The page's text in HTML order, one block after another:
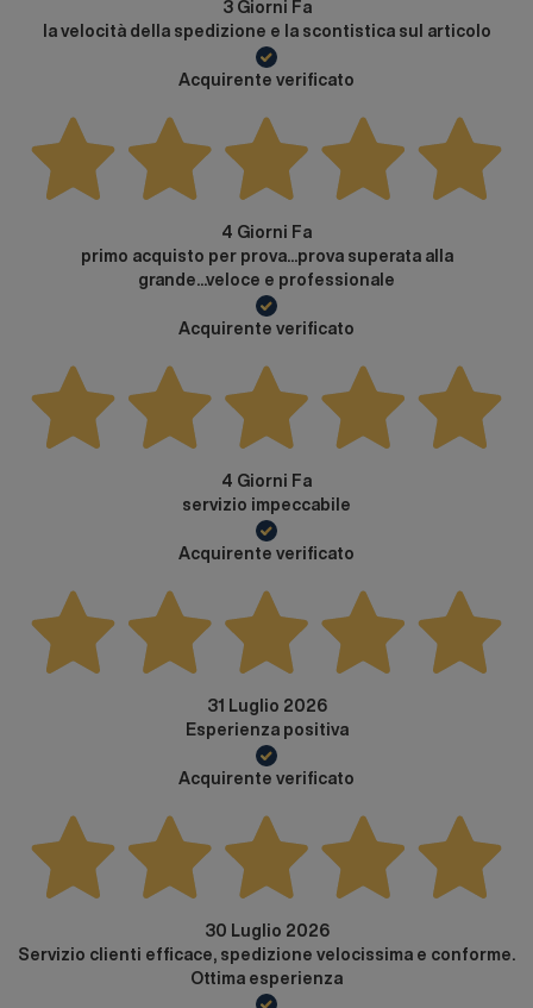
3 Giorni Fa
la velocità della spedizione e la scontistica sul articolo
Acquirente verificato
4 Giorni Fa
primo acquisto per prova...prova superata alla
grande...veloce e professionale
Acquirente verificato
4 Giorni Fa
servizio impeccabile
Acquirente verificato
31 Luglio 2026
Esperienza positiva
Acquirente verificato
30 Luglio 2026
Servizio clienti efficace, spedizione velocissima e conforme.
Ottima esperienza